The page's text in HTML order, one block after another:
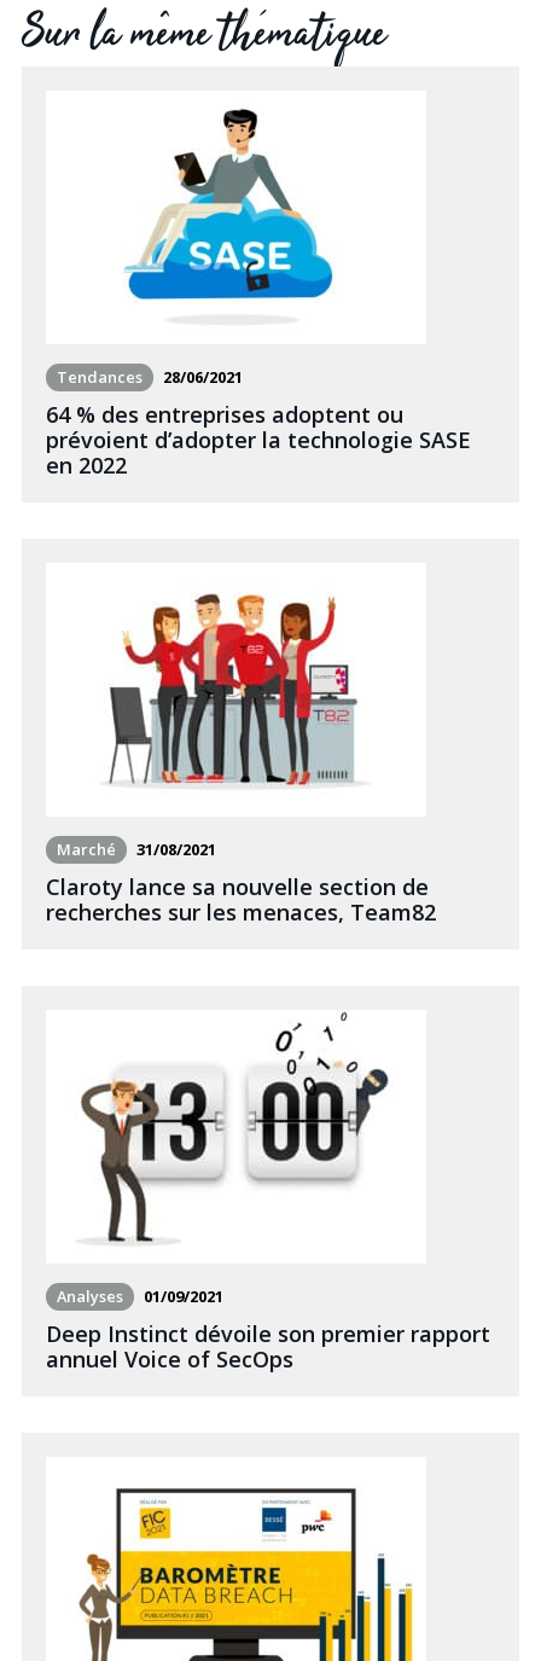
Sur la même thématique
Tendances 28/06/2021
64 % des entreprises adoptent ou
prévoient d’adopter la technologie SASE
en 2022
Marché 31/08/2021
Claroty lance sa nouvelle section de
recherches sur les menaces, Team82
Analyses 01/09/2021
Deep Instinct dévoile son premier rapport
annuel Voice of SecOps